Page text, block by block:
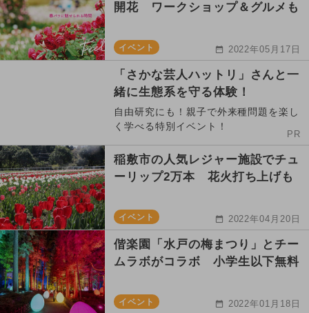
開花 ワークショップ＆グルメも
イベント 2022年05月17日
「さかな芸人ハットリ」さんと一
緒に生態系を守る体験！
自由研究にも！親子で外来種問題を楽し
く学べる特別イベント！
PR
稲敷市の人気レジャー施設でチュ
ーリップ2万本 花火打ち上げも
イベント 2022年04月20日
偕楽園「水戸の梅まつり」とチー
ムラボがコラボ 小学生以下無料
イベント 2022年01月18日